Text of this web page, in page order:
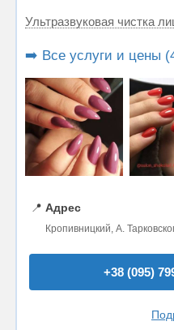
Ультразвуковая чистка
➡️ Все услуги и цены
📍 Адрес
Кропивницкий, А.
+38 (095)